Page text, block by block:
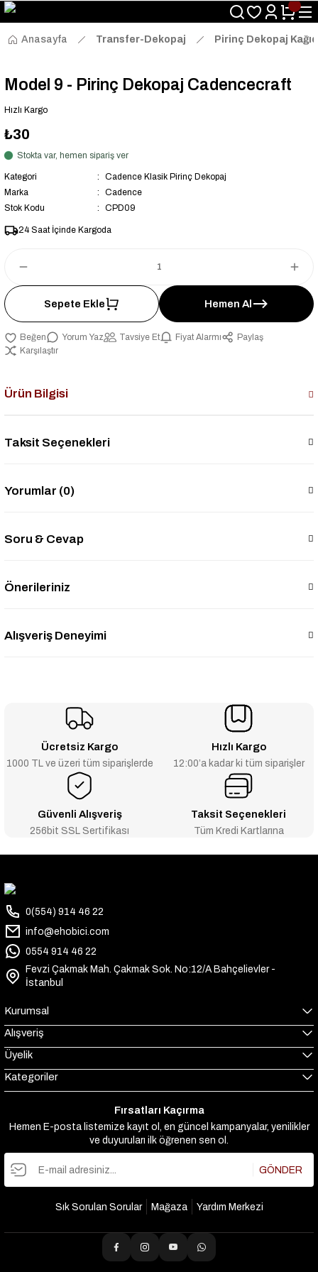
Size Özel "HG10" Kodu ile Sepette Hemen %10 İndirim Fırsatını
Kaçırmayın!
Anasayfa
Transfer-Dekopaj Pirinç Dekopaj
Model 9 - Pirinç Dekopaj Cadencecraft
Hızlı Kargo
₺30
Stokta var, hemen sipariş ver
Kategori
Cadence Klasik Pirinç Dekopaj
Marka
Cadence
Stok Kodu
CPD09
24 Saat İçinde Kargoda
Sepete Ekle Hemen Al
Yorum Yaz Tavsiye Et Fiyat Alarmı
Paylaş
Karşılaştır
Ürün Bilgisi
Taksit Seçenekleri
Yorumlar (0)
Soru & Cevap
Önerileriniz
Alışveriş Deneyimi
Ücretsiz Kargo
1000 TL ve üzeri tüm siparişlerde
Hızlı Kargo
12:00’a kadar ki tüm siparişler
Güvenli Alışveriş
256bit SSL Sertifikası
Taksit Seçenekleri
Tüm Kredi Kartlarına
0(554) 914 46 22
info@ehobici.com
0554 914 46 22
Fevzi Çakmak Mah. Çakmak Sok. No:12/A Bahçelievler -
İstanbul
Kurumsal
Alışveriş
Üyelik
Kategoriler
Fırsatları Kaçırma
Hemen E-posta listemize kayıt ol, en güncel kampanyalar, yenilikler
ve duyuruları ilk öğrenen sen ol.
GÖNDER
Sık Sorulan Sorular Mağaza Yardım Merkezi